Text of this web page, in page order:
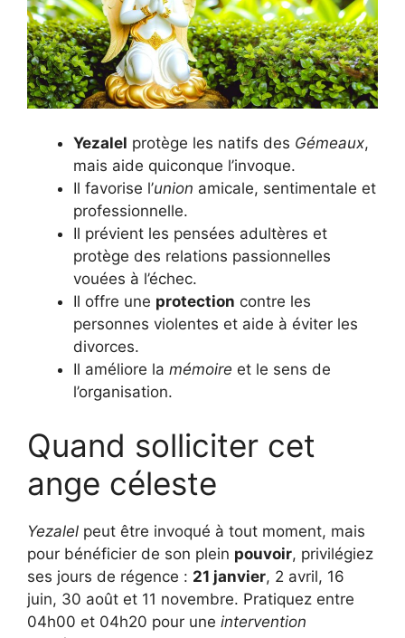
Yezalel protège les natifs des Gémeaux,
mais aide quiconque l’invoque.
Il favorise l’union amicale, sentimentale et
professionnelle.
Il prévient les pensées adultères et
protège des relations passionnelles
vouées à l’échec.
Il offre une protection contre les
personnes violentes et aide à éviter les
divorces.
Il améliore la mémoire et le sens de
l’organisation.
Quand solliciter cet
ange céleste
Yezalel peut être invoqué à tout moment, mais
pour bénéficier de son plein pouvoir, privilégiez
ses jours de régence : 21 janvier, 2 avril, 16
juin, 30 août et 11 novembre. Pratiquez entre
04h00 et 04h20 pour une intervention